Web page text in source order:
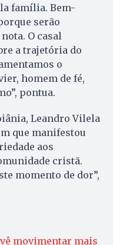
família. Bem-
serão
O casal
a trajetória do
o
homem de fé,
pontua.
Leandro Vilela
que manifestou
aos
cristã.
momento de dor”,
movimentar mais